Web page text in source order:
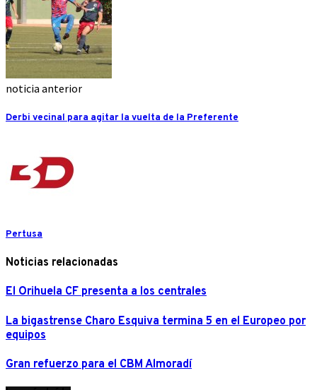
noticia anterior
Derbi vecinal para agitar la vuelta de la Preferente
Pertusa
Noticias relacionadas
El Orihuela CF presenta a los centrales
La bigastrense Charo Esquiva termina 5 en el Europeo por
equipos
Gran refuerzo para el CBM Almoradí